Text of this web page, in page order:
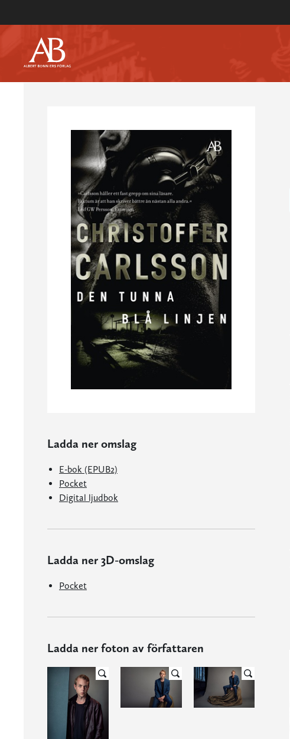
Ladda ner omslag
E-bok (EPUB2)
Pocket
Digital ljudbok
Ladda ner 3D-omslag
Pocket
Ladda ner foton av författaren